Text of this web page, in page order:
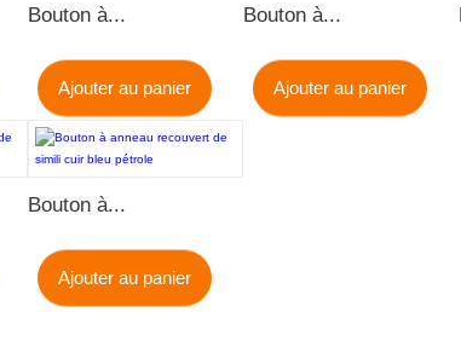
Bouton à...
Ajouter au panier
Bouton à...
Ajouter au panier
Bouton à...
Ajouter au panier